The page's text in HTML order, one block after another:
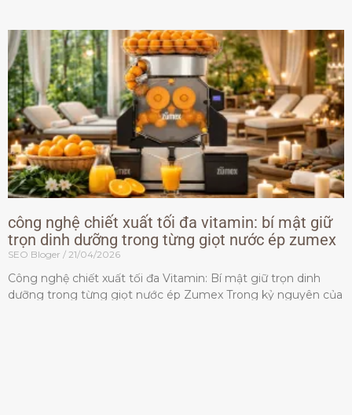
công nghệ chiết xuất tối đa vitamin: bí mật giữ
trọn dinh dưỡng trong từng giọt nước ép zumex
SEO Bloger 21/04/2026
Công nghệ chiết xuất tối đa Vitamin: Bí mật giữ trọn dinh
dưỡng trong từng giọt nước ép Zumex Trong kỷ nguyên của